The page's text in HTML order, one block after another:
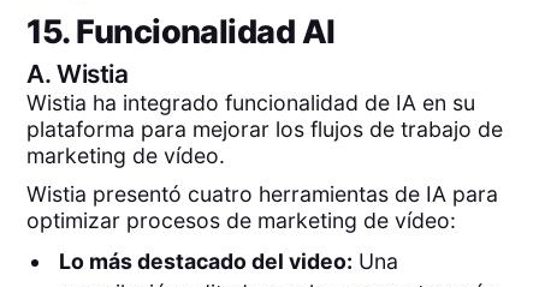
15. Funcionalidad AI
A.Wistia
Wistia ha integrado funcionalidad de IA en su
plataforma para mejorar los flujos de trabajo de
marketing de vídeo.
Wistia presentó cuatro herramientas de IA para
optimizar procesos de marketing de vídeo:
Lo más destacado del video: Una